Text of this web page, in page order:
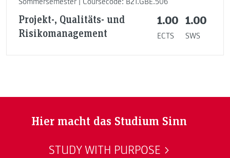
Projekt-, Qualitäts- und
Risikomanagement
1.00
ECTS
1.00
SWS
Hier macht das Studium Sinn
STUDY WITH PURPOSE